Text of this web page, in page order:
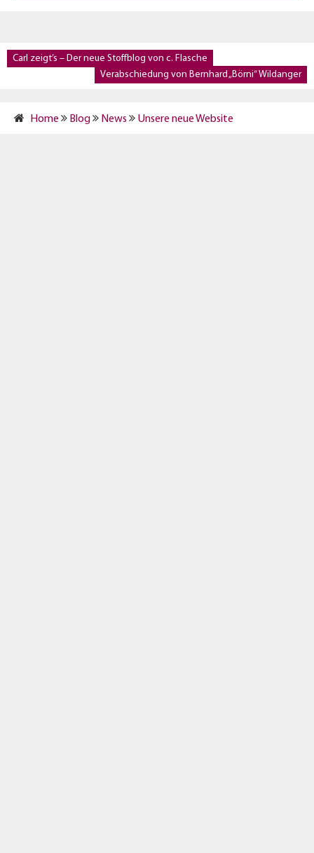
Carl zeigt’s – Der neue Stoffblog von c. Flasche
Verabschiedung von Bernhard „Börni“ Wildanger
Home Blog News Unsere neue Website